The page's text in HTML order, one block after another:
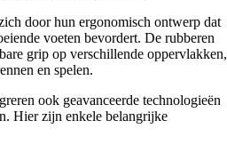
door hun ergonomisch ontwerp dat
voeten bevordert. De rubberen
grip op verschillende oppervlakken,
en spelen.
ook geavanceerde technologieën
Hier zijn enkele belangrijke